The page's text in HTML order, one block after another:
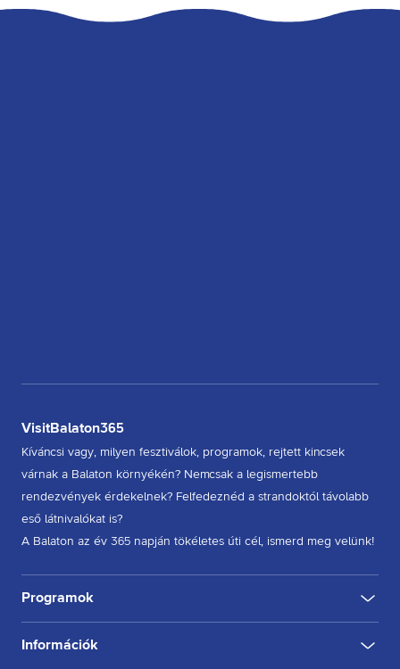
VisitBalaton365
Kíváncsi vagy, milyen fesztiválok, programok, rejtett kincsek
várnak a Balaton környékén? Nemcsak a legismertebb
rendezvények érdekelnek? Felfedeznéd a strandoktól távolabb
eső látnivalókat is?
A Balaton az év 365 napján tökéletes úti cél, ismerd meg velünk!
Programok
KULTÚRA FESZTIVÁL
Információk